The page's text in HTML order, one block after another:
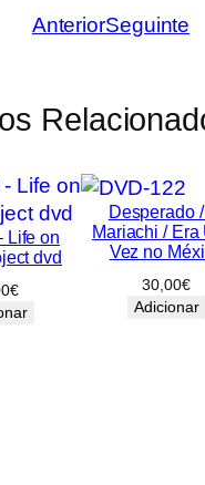
AnteriorSeguinte
Life on
dvd
€
Desperado
Mariachi / Era
Vez no
30,00€
Adicionar